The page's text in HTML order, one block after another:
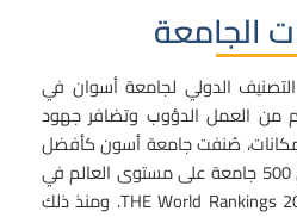
الجامعة
الدولي لجامعة أسوان في
وبعد عام من العمل الدؤوب وتضافر جهود
صُنفت جامعة أسون كأفضل
جامعة مصرية وضمن أفضل 500 جامعة على مستوى العالم في
THE World Rankings. ومنذ ذلك